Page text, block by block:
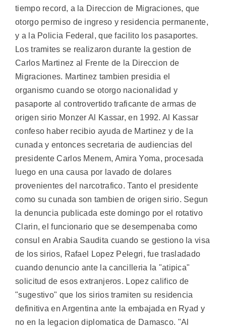
tiempo record, a la Direccion de Migraciones, que
otorgo permiso de ingreso y residencia permanente,
y a la Policia Federal, que facilito los pasaportes.
Los tramites se realizaron durante la gestion de
Carlos Martinez al Frente de la Direccion de
Migraciones. Martinez tambien presidia el
organismo cuando se otorgo nacionalidad y
pasaporte al controvertido traficante de armas de
origen sirio Monzer Al Kassar, en 1992. Al Kassar
confeso haber recibio ayuda de Martinez y de la
cunada y entonces secretaria de audiencias del
presidente Carlos Menem, Amira Yoma, procesada
luego en una causa por lavado de dolares
provenientes del narcotrafico. Tanto el presidente
como su cunada son tambien de origen sirio. Segun
la denuncia publicada este domingo por el rotativo
Clarin, el funcionario que se desempenaba como
consul en Arabia Saudita cuando se gestiono la visa
de los sirios, Rafael Lopez Pelegri, fue trasladado
cuando denuncio ante la cancilleria la "atipica"
solicitud de esos extranjeros. Lopez califico de
"sugestivo" que los sirios tramiten su residencia
definitiva en Argentina ante la embajada en Ryad y
no en la legacion diplomatica de Damasco. "Al